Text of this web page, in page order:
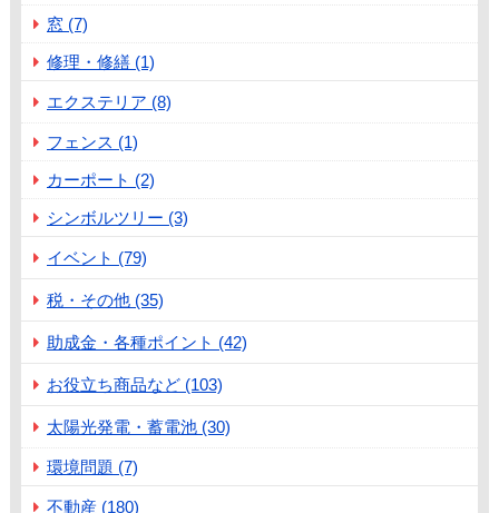
窓 (7)
修理・修繕 (1)
エクステリア (8)
フェンス (1)
カーポート (2)
シンボルツリー (3)
イベント (79)
税・その他 (35)
助成金・各種ポイント (42)
お役立ち商品など (103)
太陽光発電・蓄電池 (30)
環境問題 (7)
不動産 (180)